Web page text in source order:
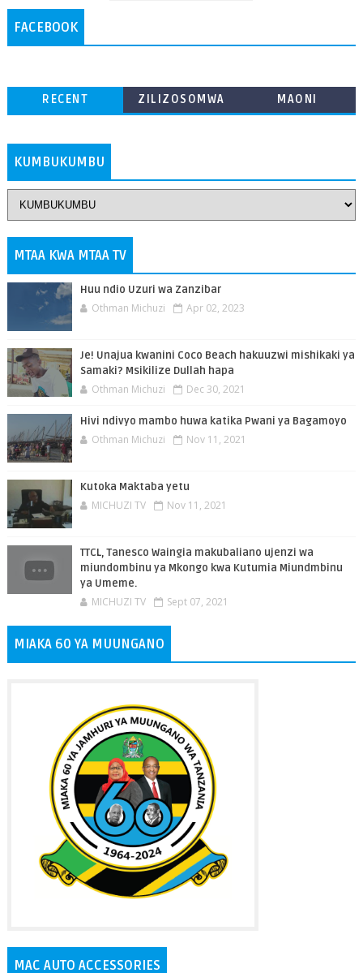
FACEBOOK
RECENT
ZILIZOSOMWA
MAONI
KUMBUKUMBU
MTAA KWA MTAA TV
Huu ndio Uzuri wa Zanzibar
Othman Michuzi Apr 02, 2023
Je! Unajua kwanini Coco Beach hakuuzwi mishikaki ya
Samaki? Msikilize Dullah hapa
Othman Michuzi Dec 30, 2021
Hivi ndivyo mambo huwa katika Pwani ya Bagamoyo
Othman Michuzi Nov 11, 2021
Kutoka Maktaba yetu
MICHUZI TV Nov 11, 2021
TTCL, Tanesco Waingia makubaliano ujenzi wa
miundombinu ya Mkongo kwa Kutumia Miundmbinu
ya Umeme.
MICHUZI TV Sept 07, 2021
MIAKA 60 YA MUUNGANO
MAC AUTO ACCESSORIES